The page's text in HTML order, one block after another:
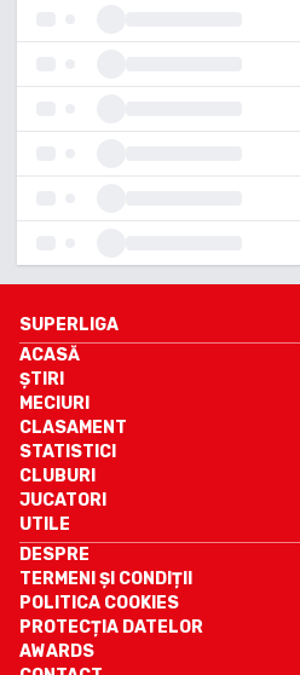
SUPERLIGA
ACASĂ
ȘTIRI
MECIURI
CLASAMENT
STATISTICI
CLUBURI
JUCATORI
UTILE
DESPRE
TERMENI ȘI CONDIȚII
POLITICA COOKIES
PROTECȚIA DATELOR
AWARDS